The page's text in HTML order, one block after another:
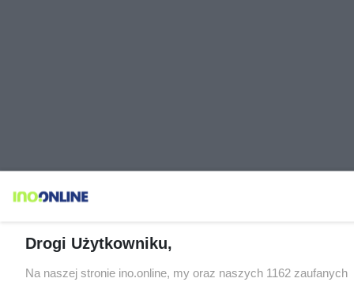
Drogi Użytkowniku,
Na naszej stronie ino.online, my oraz naszych 1162 zaufanych